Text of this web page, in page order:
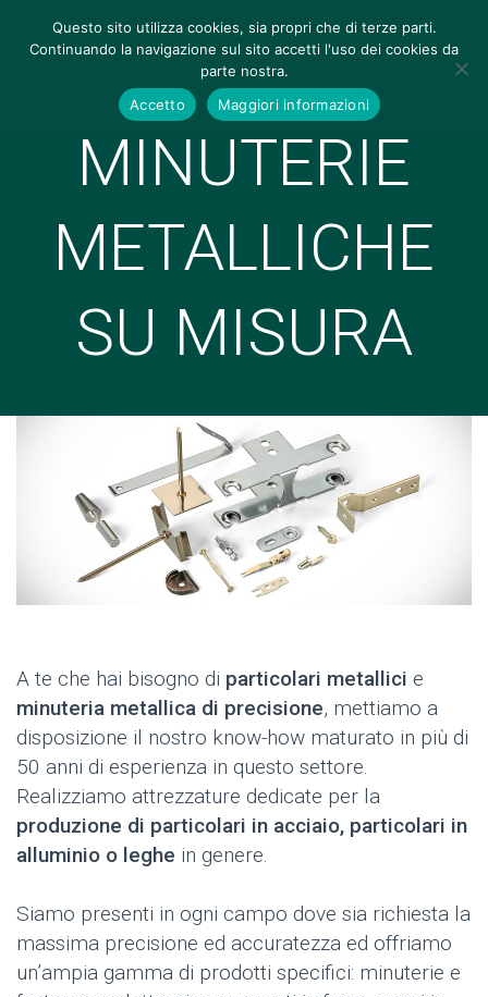
MINUTERIE
METALLICHE
SU MISURA
A te che hai bisogno di particolari metallici e
minuteria metallica di precisione, mettiamo a
disposizione il nostro know-how maturato in più di
50 anni di esperienza in questo settore.
Realizziamo attrezzature dedicate per la
produzione di particolari in acciaio, particolari in
alluminio o leghe in genere.
Siamo presenti in ogni campo dove sia richiesta la
massima precisione ed accuratezza ed offriamo
un’ampia gamma di prodotti specifici: minuterie e
Questo sito utilizza cookies, sia propri che di terze parti.
Continuando la navigazione sul sito accetti l'uso dei cookies da
parte nostra.
Accetto
Maggiori informazioni